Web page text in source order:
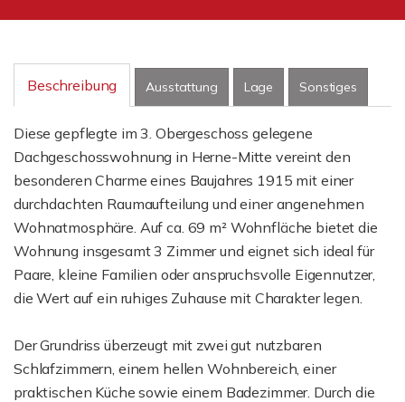
Beschreibung Ausstattung Lage Sonstiges
Diese gepflegte im 3. Obergeschoss gelegene
Dachgeschosswohnung in Herne-Mitte vereint den
besonderen Charme eines Baujahres 1915 mit einer
durchdachten Raumaufteilung und einer angenehmen
Wohnatmosphäre. Auf ca. 69 m² Wohnfläche bietet die
Wohnung insgesamt 3 Zimmer und eignet sich ideal für
Paare, kleine Familien oder anspruchsvolle Eigennutzer,
die Wert auf ein ruhiges Zuhause mit Charakter legen.
Der Grundriss überzeugt mit zwei gut nutzbaren
Schlafzimmern, einem hellen Wohnbereich, einer
praktischen Küche sowie einem Badezimmer. Durch die